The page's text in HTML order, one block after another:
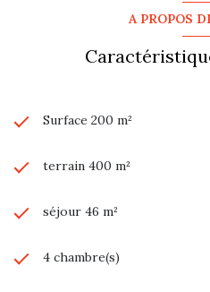
A PROPOS
Surface 200 m²
terrain 400 m²
séjour 46 m²
4 chambre(s)